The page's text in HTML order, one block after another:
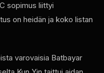
sopimus liittyi
on heidän ja koko listan
varovaisia Batbayar